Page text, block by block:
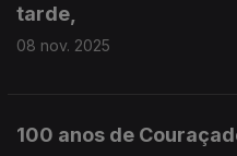
tarde,
08 nov. 2025
100 anos de